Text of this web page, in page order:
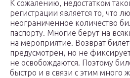
К сожалению, недостатком
регистрации является то, что
неограниченное количество
паспорту. Многие берут на
на мероприятие. Возврат
предусмотрен, но не
не освобождаются. Поэтому
быстро и в связи с этим много